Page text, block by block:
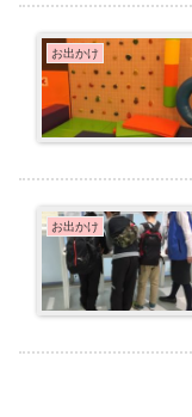
お出かけ
お出かけ